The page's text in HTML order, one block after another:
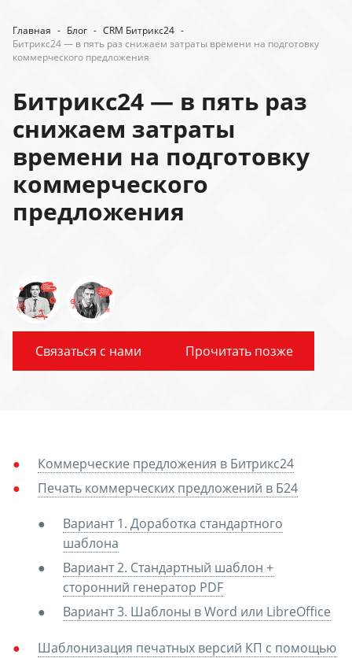
Главная - Блог - CRM Битрикс24 -
Битрикс24 — в пять раз снижаем затраты времени на подготовку
коммерческого предложения
Битрикс24 — в пять раз
снижаем затраты
времени на подготовку
коммерческого
предложения
Связаться с нами Прочитать позже
Коммерческие предложения в Битрикс24
Печать коммерческих предложений в Б24
Вариант 1. Доработка стандартного
шаблона
Вариант 2. Стандартный шаблон +
сторонний генератор PDF
Вариант 3. Шаблоны в Word или LibreOffice
Шаблонизация печатных версий КП с помощью